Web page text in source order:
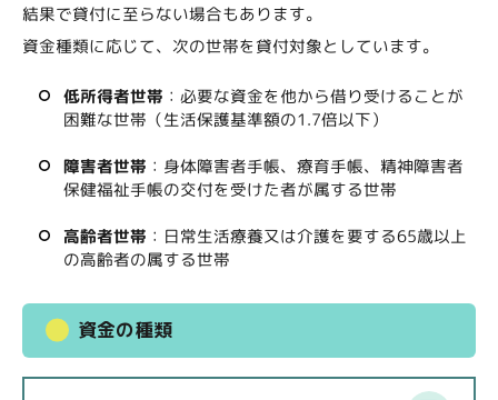
結果で貸付に至らない場合もあります。
資金種類に応じて、次の世帯を貸付対象としています。
低所得者世帯 ：必要な資金を他から借り受けることが
困難な世帯（生活保護基準額の1.7倍以下）
障害者世帯 ：身体障害者手帳、療育手帳、精神障害者
保健福祉手帳の交付を受けた者が属する世帯
高齢者世帯 ：日常生活療養又は介護を要する65歳以上
の高齢者の属する世帯
資金の種類